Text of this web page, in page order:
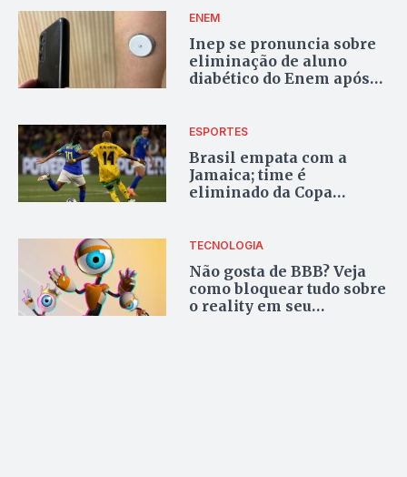
ENEM
Inep se pronuncia sobre
eliminação de aluno
diabético do Enem após
ESPORTES
Brasil empata com a
Jamaica; time é
eliminado da Copa
TECNOLOGIA
Não gosta de BBB? Veja
como bloquear tudo sobre
o reality em seu